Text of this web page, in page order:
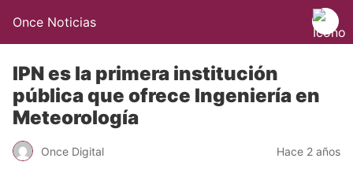
Once Noticias
IPN es la primera institución
pública que ofrece Ingeniería en
Meteorología
Once Digital Hace 2 años